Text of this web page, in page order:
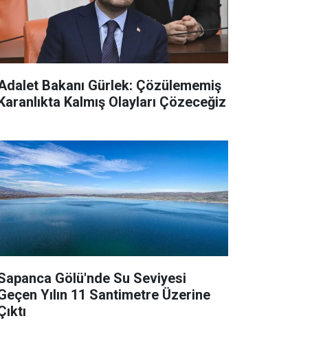
Bakanı Gürlek: Çözülememiş
Kalmış Olayları Çözeceğiz
Gölü'nde Su Seviyesi
Yılın 11 Santimetre Üzerine